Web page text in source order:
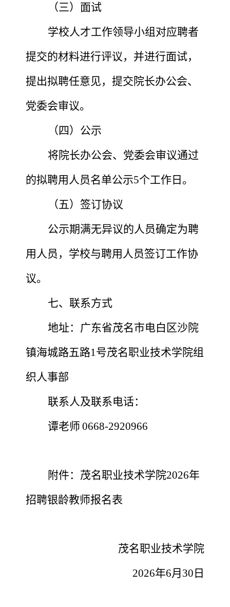
（三）面试
学校人才工作领导小组对应聘者
提交的材料进行评议，并进行面试，
提出拟聘任意见，提交院长办公会、
党委会审议。
（四）公示
将院长办公会、党委会审议通过
的拟聘用人员名单公示5个工作日。
（五）签订协议
公示期满无异议的人员确定为聘
用人员，学校与聘用人员签订工作协
议。
七、联系方式
地址：广东省茂名市电白区沙院
镇海城路五路1号茂名职业技术学院组
织人事部
联系人及联系电话：
谭老师 0668-2920966
附件：茂名职业技术学院2026年
招聘银龄教师报名表
茂名职业技术学院
2026年6月 30 日